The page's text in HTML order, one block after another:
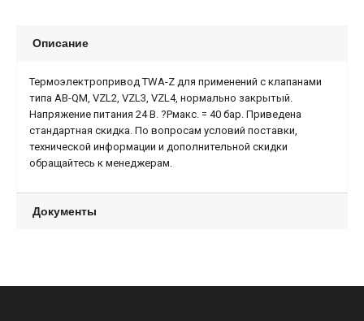
Описание
Термоэлектропривод TWA-Z для применений с клапанами
типа AB-QM, VZL2, VZL3, VZL4, нормально закрытый.
Напряжение питания 24 В. ?Рмакс. = 40 бар. Приведена
стандартная скидка. По вопросам условий поставки,
технической информации и дополнительной скидки
обращайтесь к менеджерам.
Документы